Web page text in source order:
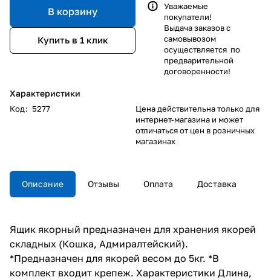
В корзину
Купить в 1 клик
Характеристики
Код: 5277
Уважаемые
покупатели!
Выдача заказов с
самовывозом
осуществляется по
предварительной
договоренности!
Цена действительна только для
интернет-магазина и может
отличаться от цен в розничных
магазинах
Описание Отзывы Оплата Доставка
Ящик якорный предназначен для хранения якорей
складных (Кошка, Адмиралтейский).
*Предназначен для якорей весом до 5кг. *В
комплект входит крепеж. Характеристики Длина,